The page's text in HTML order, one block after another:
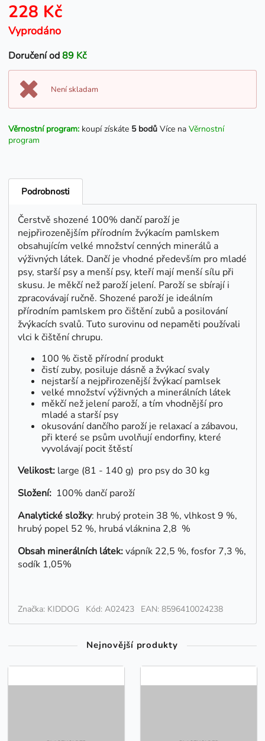
228 Kč
Vyprodáno
Doručení od89 Kč
Není skladam
Věrnostní program: koupí získáte 5 bodů Více na Věrnostní
program
Podrobnosti
Čerstvě shozené 100% dančí paroží je
nejpřirozenějším přírodním žvýkacím pamlskem
obsahujícím velké množství cenných minerálů a
výživných látek. Dančí je vhodné především pro mladé
psy, starší psy a menší psy, kteří mají menší sílu při
skusu. Je měkčí než paroží jelení. Paroží se sbírají i
zpracovávají ručně. Shozené paroží je ideálním
přírodním pamlskem pro čištění zubů a posilování
žvýkacích svalů. Tuto surovinu od nepaměti používali
vlci k čištění chrupu.
100 % čistě přírodní produkt
čistí zuby, posiluje dásně a žvýkací svaly
nejstarší a nejpřirozenější žvýkací pamlsek
velké množství výživných a minerálních látek
měkčí než jelení paroží, a tím vhodnější pro
mladé a starší psy
okusování dančího paroží je relaxací a zábavou,
při které se psům uvolňují endorfiny, které
vyvolávají pocit štěstí
Velikost: large (81 - 140 g) pro psy do 30 kg
Složení: 100% dančí paroží
Analytické složky: hrubý protein 38 %, vlhkost 9 %,
hrubý popel 52 %, hrubá vláknina 2,8 %
Obsah minerálních látek:vápník 22,5 %, fosfor 7,3 %,
sodík 1,05%
Značka: KIDDOG Kód: A02423 EAN: 8596410024238
Nejnovější produkty